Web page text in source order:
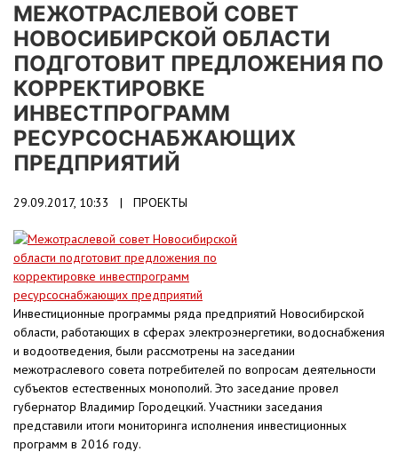
МЕЖОТРАСЛЕВОЙ СОВЕТ
НОВОСИБИРСКОЙ ОБЛАСТИ
ПОДГОТОВИТ ПРЕДЛОЖЕНИЯ ПО
КОРРЕКТИРОВКЕ
ИНВЕСТПРОГРАММ
РЕСУРСОСНАБЖАЮЩИХ
ПРЕДПРИЯТИЙ
29.09.2017, 10:33 | ПРОЕКТЫ
Инвестиционные программы ряда предприятий Новосибирской
области, работающих в сферах электроэнергетики, водоснабжения
и водоотведения, были рассмотрены на заседании
межотраслевого совета потребителей по вопросам деятельности
субъектов естественных монополий. Это заседание провел
губернатор Владимир Городецкий. Участники заседания
представили итоги мониторинга исполнения инвестиционных
программ в 2016 году.